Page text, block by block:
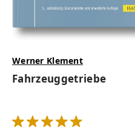
Werner Klement
Fahrzeuggetriebe